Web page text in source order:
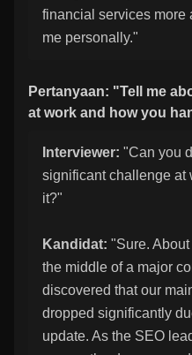
financial services more
me personally."
Pertanyaan: "Tell me
at work and how you
Interviewer: "Can you
significant challenge at
it?"
Kandidat: "Sure.
the middle of a major
discovered that our
dropped significantly
update. As the SEO